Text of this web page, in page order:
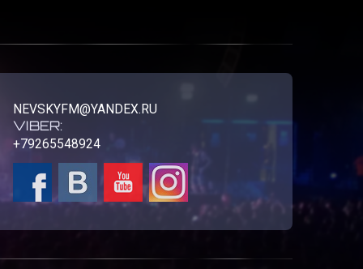
NEVSKYFM@YANDEX.RU
VIBER:
+79265548924